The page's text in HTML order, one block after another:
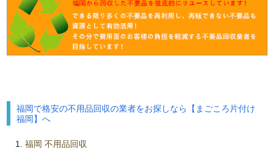
福岡で格安の不用品回収の業者をお探しなら【まごころ片付け
福岡】へ
福岡 不用品回収